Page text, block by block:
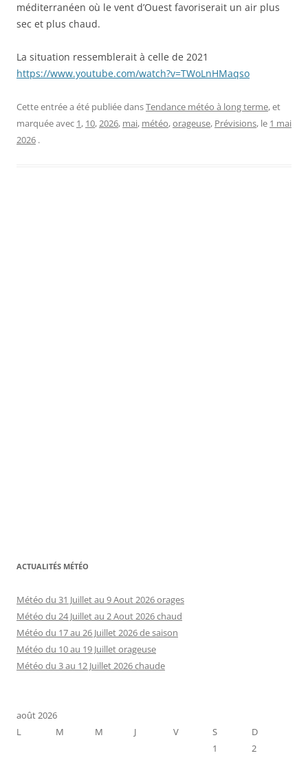
méditerranéen où le vent d’Ouest favoriserait un air plus
sec et plus chaud.
La situation ressemblerait à celle de 2021
https://www.youtube.com/watch?v=TWoLnHMaqso
Cette entrée a été publiée dansTendance météo à long terme, et
marquée avec 1, 10,2026, mai, météo,orageuse, Prévisions, le 1 mai
2026 .
ACTUALITÉS MÉTÉO
Météo du 31 Juillet au 9 Aout 2026 orages
Météo du 24 Juillet au 2 Aout 2026 chaud
Météo du 17 au 26 Juillet 2026 de saison
Météo du 10 au 19 Juillet orageuse
Météo du 3 au 12 Juillet 2026 chaude
août 2026
L
M M J V S
D
1
2